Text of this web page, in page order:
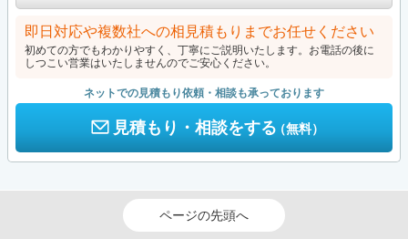
即日対応や複数社への相見積もりまでお任せください
初めての方でもわかりやすく、丁寧にご説明いたします。お電話の後に
しつこい営業はいたしませんのでご安心ください。
ネットでの見積もり依頼・相談も承っております
見積もり・相談をする（無料）
ページの先頭へ